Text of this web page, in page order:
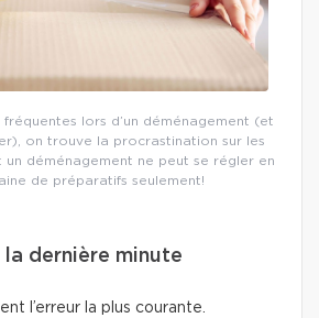
fréquentes lors d’un déménagement (et
on trouve la procrastination sur les
un déménagement ne peut se régler en
de préparatifs seulement!
la dernière minute
l’erreur la plus courante.